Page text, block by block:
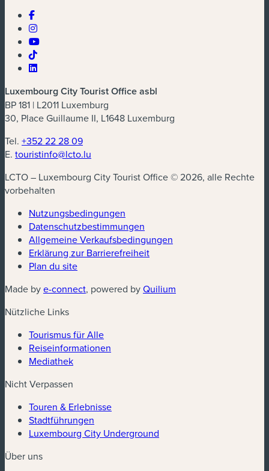
Luxembourg City Tourist Office asbl
BP 181 | L2011 Luxemburg
30, Place Guillaume II, L1648 Luxemburg
Tel. +352 22 28 09
E. touristinfo@lcto.lu
LCTO – Luxembourg City Tourist Office © 2026, alle Rechte
vorbehalten
Nutzungsbedingungen
Datenschutzbestimmungen
Allgemeine Verkaufsbedingungen
Erklärung zur Barrierefreiheit
Plan du site
Made bye-connect(neues Fenster)
, powered byQuilium
Nützliche Links
Tourismus für Alle
Reiseinformationen
Mediathek
Nicht Verpassen
Touren & Erlebnisse
Stadtführungen
Luxembourg City Underground
Über uns